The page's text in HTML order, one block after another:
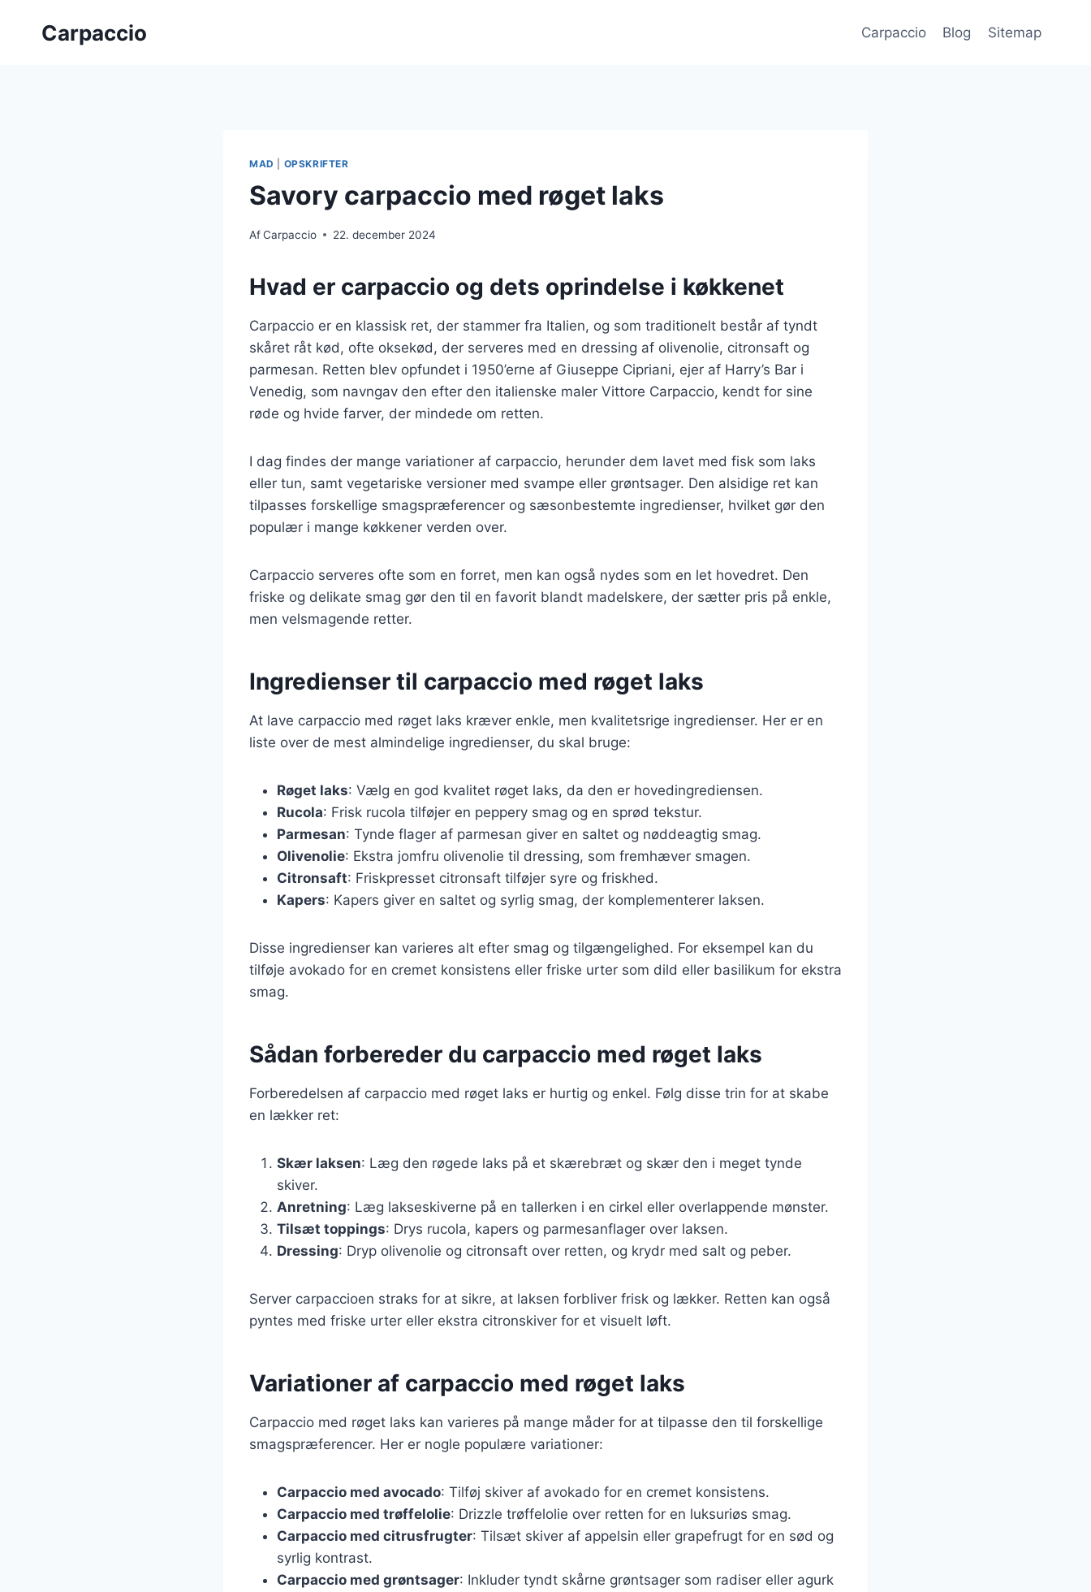
Carpaccio Carpaccio Blog Sitemap
MAD OPSKRIFTER
Savory carpaccio med røget laks
AfCarpaccio 22. december 2024
Hvad er carpaccio og dets oprindelse i køkkenet
Carpaccio er en klassisk ret, der stammer fra Italien, og som traditionelt består af tyndt
skåret råt kød, ofte oksekød, der serveres med en dressing af olivenolie, citronsaft og
parmesan. Retten blev opfundet i 1950’erne af Giuseppe Cipriani, ejer af Harry’s Bar i
Venedig, som navngav den efter den italienske maler Vittore Carpaccio, kendt for sine
røde og hvide farver, der mindede om retten.
I dag findes der mange variationer af carpaccio, herunder dem lavet med fisk som laks
eller tun, samt vegetariske versioner med svampe eller grøntsager. Den alsidige ret kan
tilpasses forskellige smagspræferencer og sæsonbestemte ingredienser, hvilket gør den
populær i mange køkkener verden over.
Carpaccio serveres ofte som en forret, men kan også nydes som en let hovedret. Den
friske og delikate smag gør den til en favorit blandt madelskere, der sætter pris på enkle,
men velsmagende retter.
Ingredienser til carpaccio med røget laks
At lave carpaccio med røget laks kræver enkle, men kvalitetsrige ingredienser. Her er en
liste over de mest almindelige ingredienser, du skal bruge:
Røget laks: Vælg en god kvalitet røget laks, da den er hovedingrediensen.
Rucola: Frisk rucola tilføjer en peppery smag og en sprød tekstur.
Parmesan: Tynde flager af parmesan giver en saltet og nøddeagtig smag.
Olivenolie: Ekstra jomfru olivenolie til dressing, som fremhæver smagen.
Citronsaft: Friskpresset citronsaft tilføjer syre og friskhed.
Kapers: Kapers giver en saltet og syrlig smag, der komplementerer laksen.
Disse ingredienser kan varieres alt efter smag og tilgængelighed. For eksempel kan du
tilføje avokado for en cremet konsistens eller friske urter som dild eller basilikum for ekstra
smag.
Sådan forbereder du carpaccio med røget laks
Forberedelsen af carpaccio med røget laks er hurtig og enkel. Følg disse trin for at skabe
en lækker ret:
Skær laksen: Læg den røgede laks på et skærebræt og skær den i meget tynde
skiver.
Anretning: Læg lakseskiverne på en tallerken i en cirkel eller overlappende mønster.
Tilsæt toppings: Drys rucola, kapers og parmesanflager over laksen.
Dressing: Dryp olivenolie og citronsaft over retten, og krydr med salt og peber.
Server carpaccioen straks for at sikre, at laksen forbliver frisk og lækker. Retten kan også
pyntes med friske urter eller ekstra citronskiver for et visuelt løft.
Variationer af carpaccio med røget laks
Carpaccio med røget laks kan varieres på mange måder for at tilpasse den til forskellige
smagspræferencer. Her er nogle populære variationer:
Carpaccio med avocado: Tilføj skiver af avokado for en cremet konsistens.
Carpaccio med trøffelolie: Drizzle trøffelolie over retten for en luksuriøs smag.
Carpaccio med citrusfrugter: Tilsæt skiver af appelsin eller grapefrugt for en sød og
syrlig kontrast.
Carpaccio med grøntsager: Inkluder tyndt skårne grøntsager som radiser eller agurk